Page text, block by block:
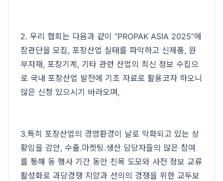
2. 우리 협회는 다음과 같이 “PROPAK ASIA 2025”에
참관단을 모집, 포장산업 실태를 파악하고 신제품, 원
부자재, 포장기계, 기타 관련 산업의 최신 정보 수집으
로 국내 포장산업 발전에 기초 자료로 활용코자 하오니
많은 신청 있으시기 바라오며,
3.특히 포장산업의 경영환경이 날로 악화되고 있는 상
황임을 감안, 수출․마켓팅․생산 담당자들의 많은 참여
를 통해 동 행사 기간 동안 친목 도모와 사전 정보 교류
활성화로 과당경쟁 지양과 선의의 경쟁을 위한 교두보